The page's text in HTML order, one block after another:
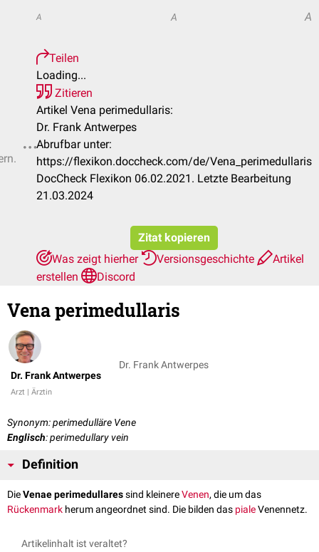
A A A
Teilen
Loading...
Zitieren
Artikel Vena perimedullaris:
Dr. Frank Antwerpes
Abrufbar unter:
https://flexikon.doccheck.com/de/Vena_perimedullaris
DocCheck Flexikon 06.02.2021. Letzte Bearbeitung
21.03.2024
Zitat kopieren
Was zeigt hierher
Versionsgeschichte
Artikel
erstellen
Discord
Vena perimedullaris
Dr. Frank Antwerpes
Arzt | Ärztin
Dr. Frank Antwerpes
Synonym: perimedulläre Vene
Englisch: perimedullary vein
Definition
DieVenae perimedullaressind kleinereVenen, die um das
Rückenmark herum angeordnet sind. Die bilden das pialeVenennetz.
Artikelinhalt ist veraltet?